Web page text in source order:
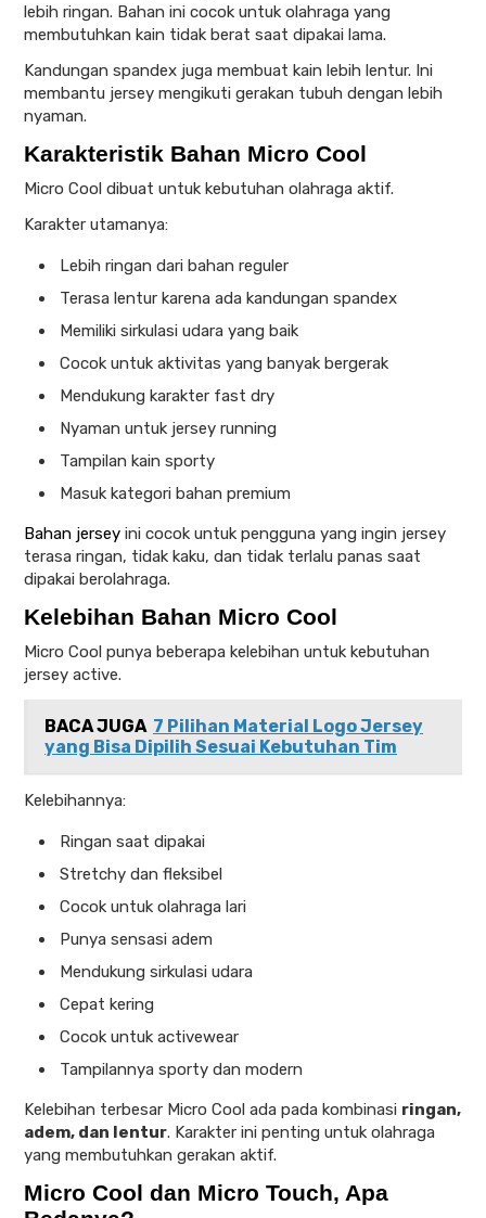
lebih ringan. Bahan ini cocok untuk olahraga yang
membutuhkan kain tidak berat saat dipakai lama.
Kandungan spandex juga membuat kain lebih lentur. Ini
membantu jersey mengikuti gerakan tubuh dengan lebih
nyaman.
Karakteristik Bahan Micro Cool
Micro Cool dibuat untuk kebutuhan olahraga aktif.
Karakter utamanya:
Lebih ringan dari bahan reguler
Terasa lentur karena ada kandungan spandex
Memiliki sirkulasi udara yang baik
Cocok untuk aktivitas yang banyak bergerak
Mendukung karakter fast dry
Nyaman untuk jersey running
Tampilan kain sporty
Masuk kategori bahan premium
Bahan jersey ini cocok untuk pengguna yang ingin jersey
terasa ringan, tidak kaku, dan tidak terlalu panas saat
dipakai berolahraga.
Kelebihan Bahan Micro Cool
Micro Cool punya beberapa kelebihan untuk kebutuhan
jersey active.
BACA JUGA 7 Pilihan Material Logo Jersey
yang Bisa Dipilih Sesuai Kebutuhan Tim
Kelebihannya:
Ringan saat dipakai
Stretchy dan fleksibel
Cocok untuk olahraga lari
Punya sensasi adem
Mendukung sirkulasi udara
Cepat kering
Cocok untuk activewear
Tampilannya sporty dan modern
Kelebihan terbesar Micro Cool ada pada kombinasi ringan,
adem, dan lentur. Karakter ini penting untuk olahraga
yang membutuhkan gerakan aktif.
Micro Cool dan Micro Touch, Apa